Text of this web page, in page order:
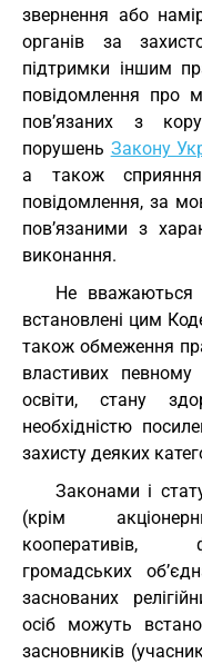
звернення або
органів за
підтримки іншим
повідомлення про
пов’язаних з
порушень Закону
а також
повідомлення, за
пов’язаними з
виконання.
Не вважаються
встановлені цим
також обмеження
властивих
освіти, стану
необхідністю
захисту деяких
Законами і
(крім
кооперативів,
громадських
заснованих
осіб можуть
засновників